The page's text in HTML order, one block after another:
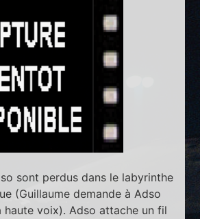
sont perdus dans le labyrinthe
(Guillaume demande à Adso
haute voix). Adso attache un fil